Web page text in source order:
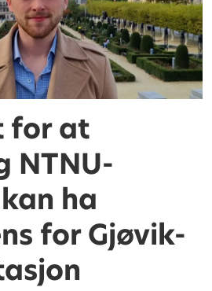
for at
NTNU-
ha
for Gjøvik-